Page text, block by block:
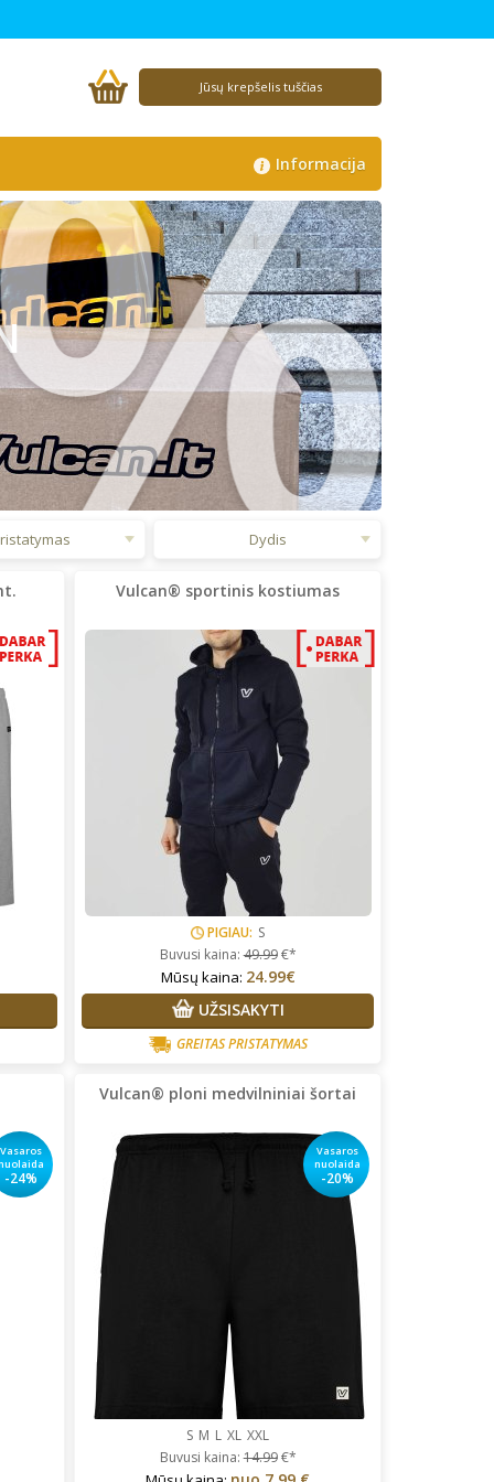
Jūsų krepšelis tuščias
Informacija
%
Dydis
Vulcan® sportinis kostiumas
PIGIAU: S
Buvusi kaina:49.99€*
Mūsų kaina: 24.99€
UŽSISAKYTI
GREITAS PRISTATYMAS
Vasaros
-24%
Vulcan® ploni medvilniniai šortai
Vasaros
nuolaida
-20%
S M L XL XXL
Buvusi kaina:14.99€*